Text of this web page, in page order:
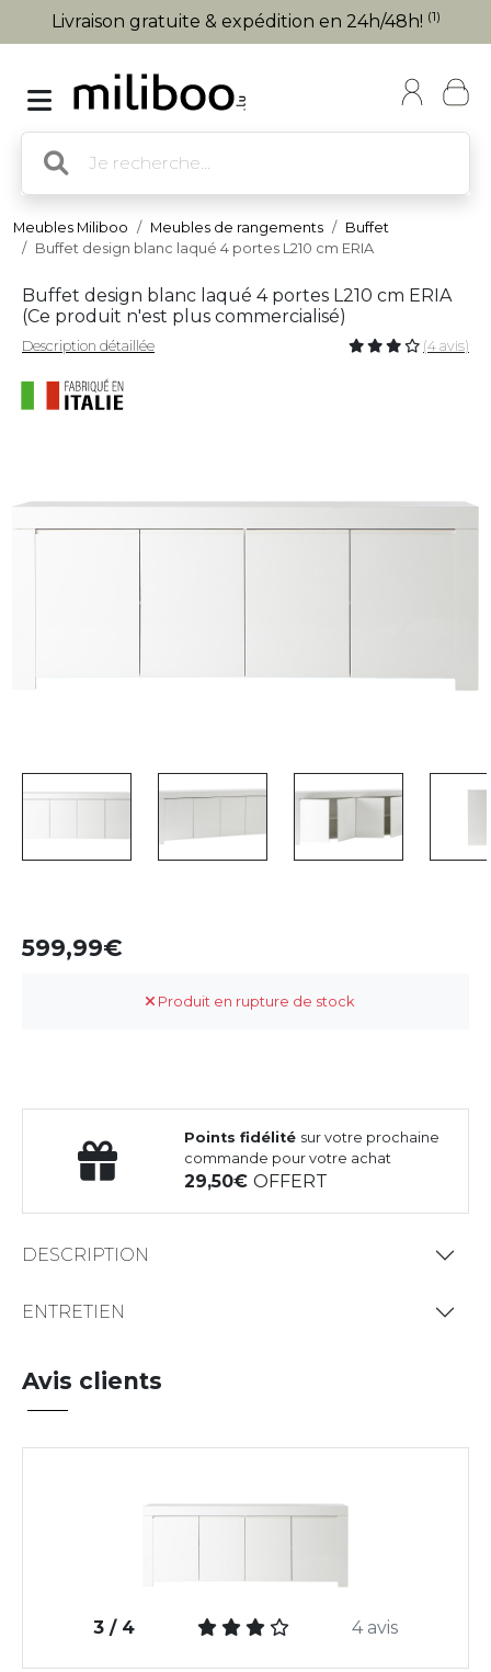
Livraison gratuite & expédition en 24h/48h! (1)
Meubles Miliboo Meubles de rangements
Buffet
Buffet design blanc laqué 4 portes L210 cm ERIA
Buffet design blanc laqué 4 portes L210 cm ERIA
(Ce produit n'est plus commercialisé)
Description détaillée (4 avis)
599,99
Produit en rupture de stock
Points fidélité sur votre prochaine
commande pour votre achat
29,50OFFERT
DESCRIPTION
ENTRETIEN
Avis clients
3 / 4 4 avis